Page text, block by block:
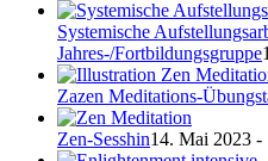
Systemische
Jahres-/Fortbildungsgruppe
Zazen Meditations-
Zen-Sesshin14. Mai 2023 -